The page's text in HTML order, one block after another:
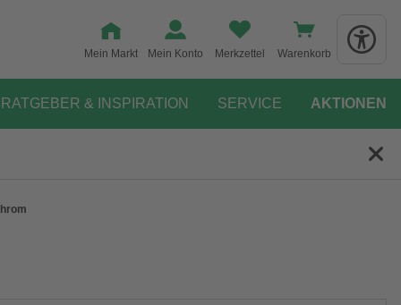
Mein Markt Mein Konto Merkzettel Warenkorb
RATGEBER & INSPIRATION SERVICE AKTIONEN